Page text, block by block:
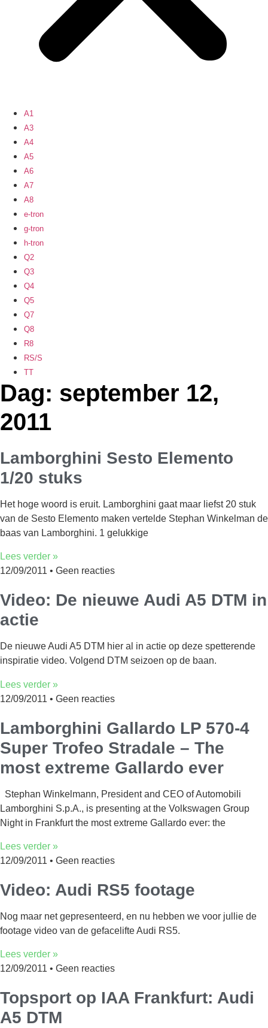
A1
A3
A4
A5
A6
A7
A8
e-tron
g-tron
h-tron
Q2
Q3
Q4
Q5
Q7
Q8
R8
RS/S
TT
Dag: september 12,
2011
Lamborghini Sesto Elemento
1/20 stuks
Het hoge woord is eruit. Lamborghini gaat maar liefst 20 stuk
van de Sesto Elemento maken vertelde Stephan Winkelman de
baas van Lamborghini. 1 gelukkige
Lees verder »
12/09/2011
Geen reacties
Video: De nieuwe Audi A5 DTM in
actie
De nieuwe Audi A5 DTM hier al in actie op deze spetterende
inspiratie video. Volgend DTM seizoen op de baan.
Lees verder »
12/09/2011
Geen reacties
Lamborghini Gallardo LP 570-4
Super Trofeo Stradale – The
most extreme Gallardo ever
Stephan Winkelmann, President and CEO of Automobili
Lamborghini S.p.A., is presenting at the Volkswagen Group
Night in Frankfurt the most extreme Gallardo ever: the
Lees verder »
12/09/2011
Geen reacties
Video: Audi RS5 footage
Nog maar net gepresenteerd, en nu hebben we voor jullie de
footage video van de gefacelifte Audi RS5.
Lees verder »
12/09/2011
Geen reacties
Topsport op IAA Frankfurt: Audi
A5 DTM